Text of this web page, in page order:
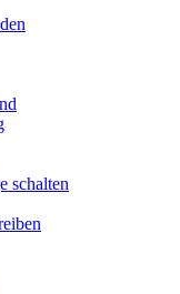
schalten